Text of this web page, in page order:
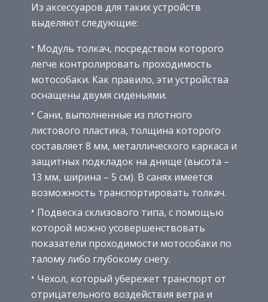
Из аксессуаров для таких устройств
выделяют следующие:
Модуль толкач, посредством которого
легче контролировать проходимость
мотособаки. Как правило, эти устройства
оснащены двумя сиденьями.
Сани, выполненные из плотного
листового пластика, толщина которого
составляет 8 мм, металлического каркаса и
защитных подкладок на днище (высота –
13 мм, ширина – 5 см). В санях имеется
возможность транспортировать толкач.
Подвеска склизового типа, с помощью
которой можно усовершенствовать
показатели проходимости мотособаки по
талому либо глубокому снегу.
Чехол, который убережет транспорт от
отрицательного воздействия ветра и